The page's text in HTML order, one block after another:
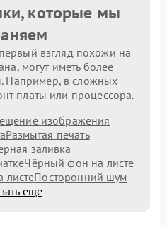
которые мы
взгляд похожи на
могут иметь более
Например, в сложных
платы или процессора.
изображения
Размытая печать
заливка
Чёрный фон на листе
листеПосторонний шум
еще